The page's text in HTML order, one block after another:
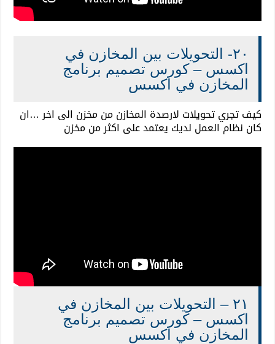
٢٠- التحويلات بين المخازن في
اكسس – كورس تصميم برنامج
المخازن في اكسس
كيف تجري تحويلات لارصدة المخازن من مخزن الى اخر …ان
كان نظام العمل لديك يعتمد على اكثر من مخزن
٢١ – التحويلات بين المخازن في
اكسس – كورس تصميم برنامج
المخازن في اكسس